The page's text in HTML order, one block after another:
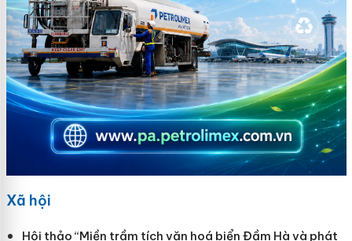
Xã hội
Hội thảo “Miền trầm tích văn hoá biển Đầm Hà và phát